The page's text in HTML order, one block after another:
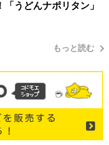
うどんナポリタン」
もっと読む